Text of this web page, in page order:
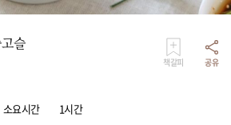
슬
책갈피 공유
소요시간
1시간